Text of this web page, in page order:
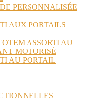
PERSONNALISÉE
AUX PORTAILS
ASSORTI AU
MOTORISÉ
AU PORTAIL